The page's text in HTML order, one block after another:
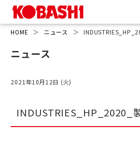
HOME ＞ ニュース ＞
ニュース
2021年10月12日 (火)
INDUSTRIES_HP_2020_